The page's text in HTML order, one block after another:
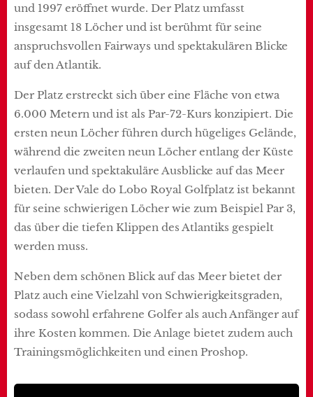
und 1997 eröffnet wurde. Der Platz umfasst
insgesamt 18 Löcher und ist berühmt für seine
anspruchsvollen Fairways und spektakulären Blicke
auf den Atlantik.
Der Platz erstreckt sich über eine Fläche von etwa
6.000 Metern und ist als Par-72-Kurs konzipiert. Die
ersten neun Löcher führen durch hügeliges Gelände,
während die zweiten neun Löcher entlang der Küste
verlaufen und spektakuläre Ausblicke auf das Meer
bieten. Der Vale do Lobo Royal Golfplatz ist bekannt
für seine schwierigen Löcher wie zum Beispiel Par 3,
das über die tiefen Klippen des Atlantiks gespielt
werden muss.
Neben dem schönen Blick auf das Meer bietet der
Platz auch eine Vielzahl von Schwierigkeitsgraden,
sodass sowohl erfahrene Golfer als auch Anfänger auf
ihre Kosten kommen. Die Anlage bietet zudem auch
Trainingsmöglichkeiten und einen Proshop.